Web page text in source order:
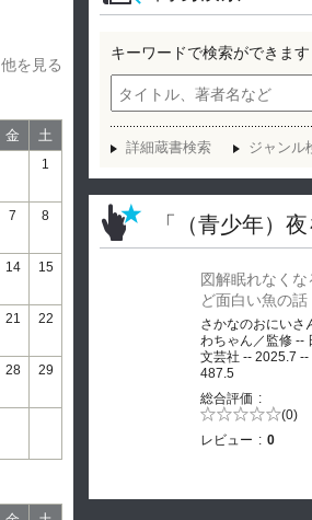
他を見る
金 土
1
7 8
14 15
21 22
28 29
キーワードで検索ができます
詳細蔵書検索 ジャンル
「（青少年）
図解眠れなくな
ど面白い魚の話
さかなのおにいさ
わちゃん／監修 --
文芸社 -- 2025.7 --
487.5
総合評価
5段階評価の (0)
レビュー
0